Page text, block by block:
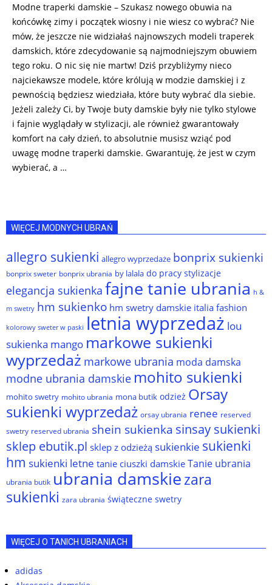
Modne traperki damskie – Szukasz nowego obuwia na
końcówkę zimy i początek wiosny i nie wiesz co wybrać? Nie
mów, że jeszcze nie widziałaś najnowszych modeli traperek
damskich, które zdecydowanie są najmodniejszym obuwiem
tego roku. O nic się nie martw! Dziś przybliżymy nieco
najciekawsze modele, które królują w modzie damskiej i z
pewnością będziesz wiedziała, które buty wybrać dla siebie.
Jeżeli zależy Ci, by Twoje buty damskie były nie tylko stylowe
i fajnie wyglądały w stylizacji, ale również gwarantowały
komfort na cały dzień, to absolutnie musisz wziąć pod
uwagę modne traperki damskie. Gwarantuję, że jest w czym
wybierać, a …
WIĘCEJ MODNYCH UBRAŃ
allegro sukienki allegro wyprzedaże bonprix sukienki
bonprix sweter bonprix ubrania by lalala do pracy stylizacje
elegancja sukienka fajne tanie ubrania h &
m swetry hm sukienko hm swetry damskie italia fashion
kolorowy sweter w paski letnia wyprzedaż lou
sukienka mango markowe sukienki
wyprzedaż markowe ubrania moda damska
modne ubrania damskie mohito sukienki
mohito swetry mohito ubrania mona butik odzież Orsay
sukienki wyprzedaż orsay ubrania renee reserved
swetry reserved ubrania shein sukienka sinsay sukienki
sklep ebutik.pl sklep z odzieżą sukienkie sukienki
hm sukienki letne tanie ciuszki damskie Tanie ubrania
ubrania butik ubrania damskiezara
sukienki zara ubrania świąteczne swetry
WIĘCEJ O TANICH UBRANIACH
adidas